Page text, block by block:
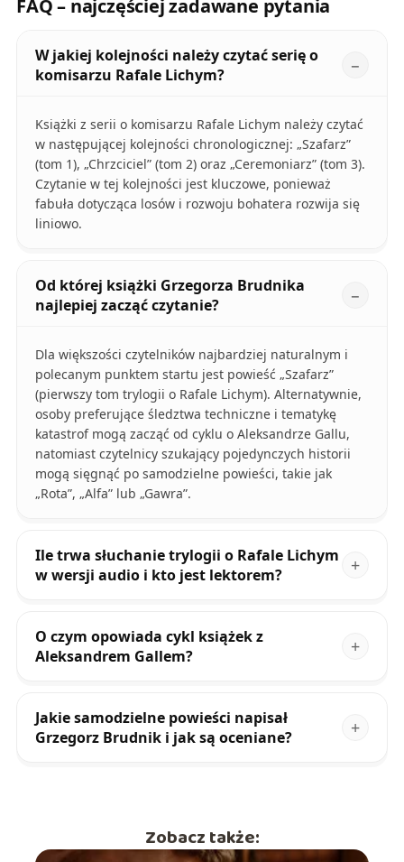
FAQ – najczęściej zadawane pytania
W jakiej kolejności należy czytać serię o
komisarzu Rafale Lichym?
Książki z serii o komisarzu Rafale Lichym należy czytać
w następującej kolejności chronologicznej: „Szafarz”
(tom 1), „Chrzciciel” (tom 2) oraz „Ceremoniarz” (tom 3).
Czytanie w tej kolejności jest kluczowe, ponieważ
fabuła dotycząca losów i rozwoju bohatera rozwija się
liniowo.
Od której książki Grzegorza Brudnika
najlepiej zacząć czytanie?
Dla większości czytelników najbardziej naturalnym i
polecanym punktem startu jest powieść „Szafarz”
(pierwszy tom trylogii o Rafale Lichym). Alternatywnie,
osoby preferujące śledztwa techniczne i tematykę
katastrof mogą zacząć od cyklu o Aleksandrze Gallu,
natomiast czytelnicy szukający pojedynczych historii
mogą sięgnąć po samodzielne powieści, takie jak
„Rota”, „Alfa” lub „Gawra”.
Ile trwa słuchanie trylogii o Rafale Lichym
w wersji audio i kto jest lektorem?
O czym opowiada cykl książek z
Aleksandrem Gallem?
Jakie samodzielne powieści napisał
Grzegorz Brudnik i jak są oceniane?
Zobacz także: